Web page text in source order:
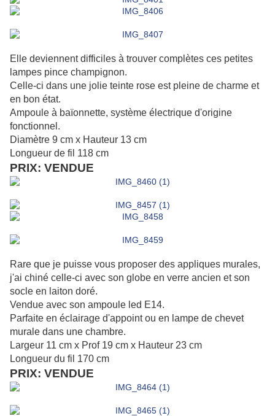
Elle deviennent difficiles à trouver complètes ces petites
lampes pince champignon.
Celle-ci dans une jolie teinte rose est pleine de charme et
en bon état.
Ampoule à baïonnette, système électrique d'origine
fonctionnel.
Diamètre 9 cm x Hauteur 13 cm
Longueur de fil 118 cm
PRIX: VENDUE
Rare que je puisse vous proposer des appliques murales,
j'ai chiné celle-ci avec son globe en verre ancien et son
socle en laiton doré.
Vendue avec son ampoule led E14.
Parfaite en éclairage d'appoint ou en lampe de chevet
murale dans une chambre.
Largeur 11 cm x Prof 19 cm x Hauteur 23 cm
Longueur du fil 170 cm
PRIX: VENDUE